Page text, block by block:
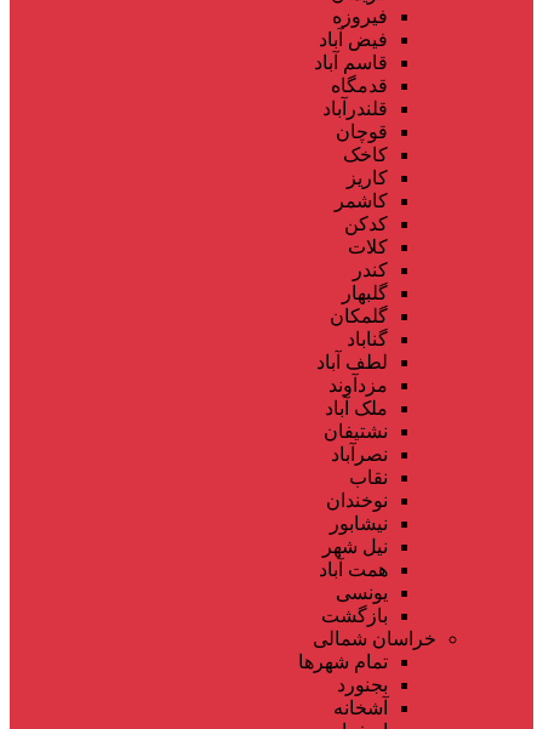
فیروزه
فیض آباد
قاسم آباد
قدمگاه
قلندرآباد
قوچان
کاخک
کاریز
کاشمر
کدکن
کلات
کندر
گلبهار
گلمکان
گناباد
لطف آباد
مزدآوند
ملک آباد
نشتیفان
نصرآباد
نقاب
نوخندان
نیشابور
نیل شهر
همت آباد
یونسی
بازگشت
خراسان شمالی
تمام شهر‌ها
بجنورد
آشخانه